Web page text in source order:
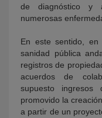
de diagnóstico y
numerosas
En este sentido,
sanidad pública
registros de
acuerdos de
supuesto
promovido la
a partir de un